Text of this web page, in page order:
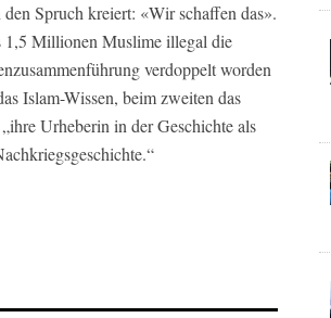
Spruch kreiert: «Wir schaffen das».
1,5 Millionen Muslime illegal die
verdoppelt worden
Islam-Wissen, beim zweiten das
Urheberin in der Geschichte als